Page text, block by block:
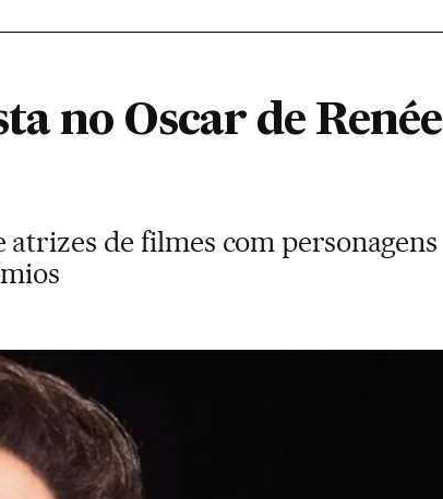
no Oscar de Renée
de filmes com personagens